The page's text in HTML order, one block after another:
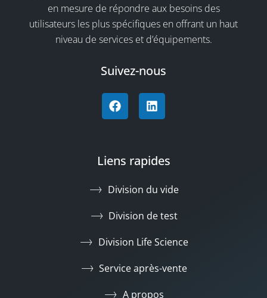
en mesure de répondre aux besoins des
utilisateurs les plus spécifiques en offrant un haut
niveau de services et d’équipements.
Suivez-nous
Liens rapides
Division du vide
Division de test
Division Life Science
Service après-vente
A propos